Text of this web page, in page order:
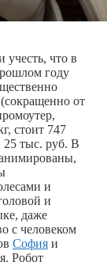
что в
году
от
стоит 747
25 тыс. руб. В
анимированы,
и
и
даже
с человеком
София и
Робот